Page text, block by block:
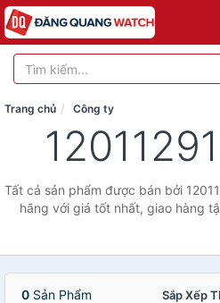
Trang chủ Công ty
Tất cả sản phẩm được bán bởi
hãng với giá tốt nhất, giao hàng
0 Sản Phẩm Sắp Xếp